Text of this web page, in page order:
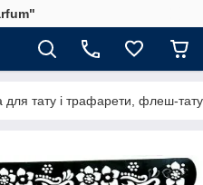
для тату і трафарети, флеш-тату